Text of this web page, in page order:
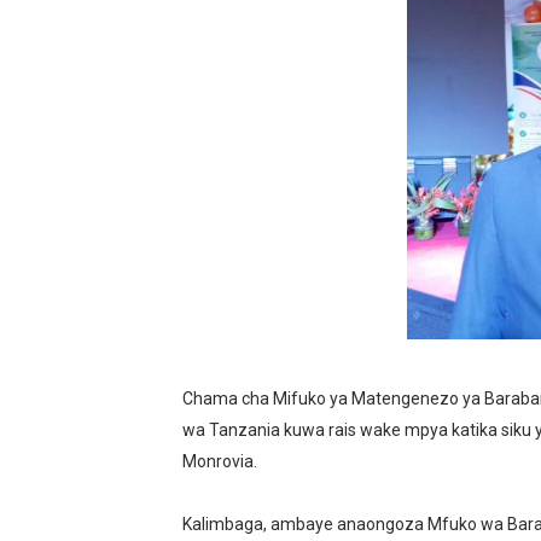
FCC YAENDELEA
MATI TECHNOLOGIES
WANAWAKE TFC
ULEGA: TEKNOLOJIA
SERIKALI INATAMBUA
RAIS SAMIA, MUSEVEN
WAJASIRIAMALI KUTOKA
BRELA YATOA ELIMU YA
Mkurugenzi Green Acres
Chama cha Mifuko ya Matengenezo ya
wa Tanzania kuwa rais wake mpya katika siku
Monrovia.
Kalimbaga, ambaye anaongoza Mfuko wa